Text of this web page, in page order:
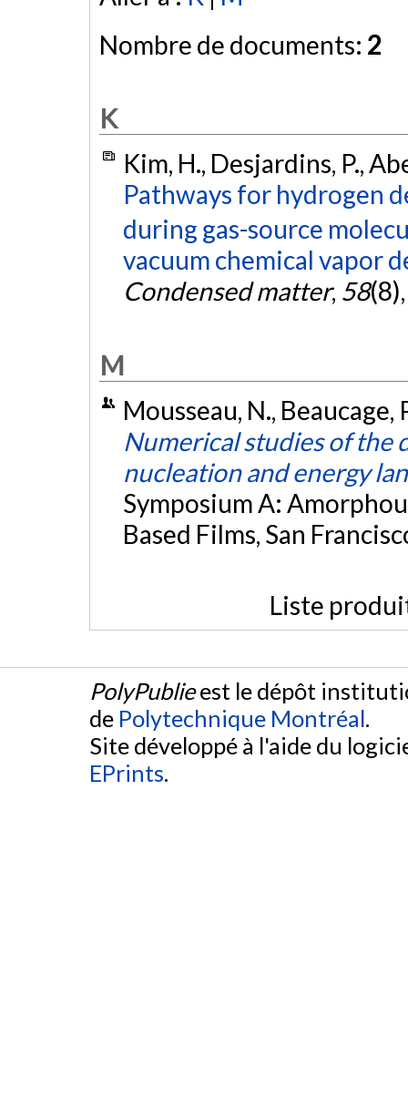
Nombre de documents: 2
K
Kim, H., Desjardins, P.,
Pathways for hydrogen
during gas-source
vacuum chemical vapor
Condensed matter, 58
M
Mousseau, N.,
Numerical studies of the
nucleation and energy
Symposium A:
Based Films, San
Liste
PolyPublieest le dépôt
de Polytechnique Montréal.
Site développé à l'aide du
EPrints.